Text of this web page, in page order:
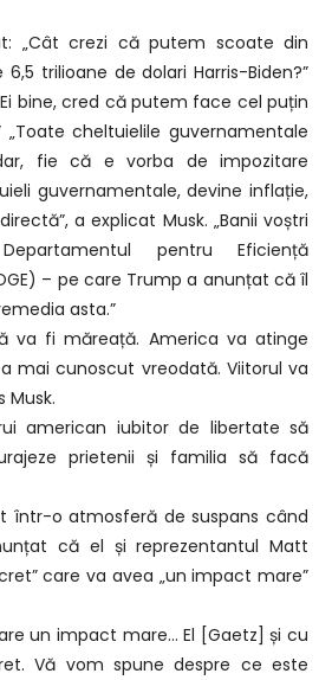
„Cât crezi că putem scoate din
trilioane de dolari Harris-Biden?”
bine, cred că putem face cel puțin
„Toate cheltuielile guvernamentale
fie că e vorba de impozitare
guvernamentale, devine inflație,
a explicat Musk. „Banii voștri
pentru Eficiență
– pe care Trump a anunțat că îl
asta.”
va fi măreață. America va atinge
mai cunoscut vreodată. Viitorul va
Musk.
american iubitor de libertate să
prietenii și familia să facă
într-o atmosferă de suspans când
că el și reprezentantul Matt
care va avea „un impact mare”
un impact mare… El [Gaetz] și cu
Vă vom spune despre ce este